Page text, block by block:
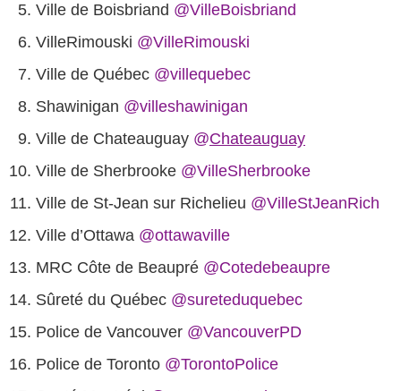
@VilleBoisbriand
@VilleRimouski
@villequebec
@villeshawinigan
Ville de Chateauguay @Chateauguay
Ville de Sherbrooke @VilleSherbrooke
@VilleStJeanRich
Ville d’Ottawa @ottawaville
MRC Côte de Beaupré @Cotedebeaupre
Sûreté du Québec @sureteduquebec
Police de Vancouver @VancouverPD
Police de Toronto @TorontoPolice